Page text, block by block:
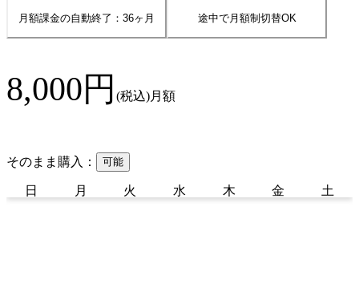
月額課金の自動終了： 36ヶ月 途中で月額制切替OK
8,000円 (税込)月額
そのまま購入： 可能
日 月 火 水 木 金 土